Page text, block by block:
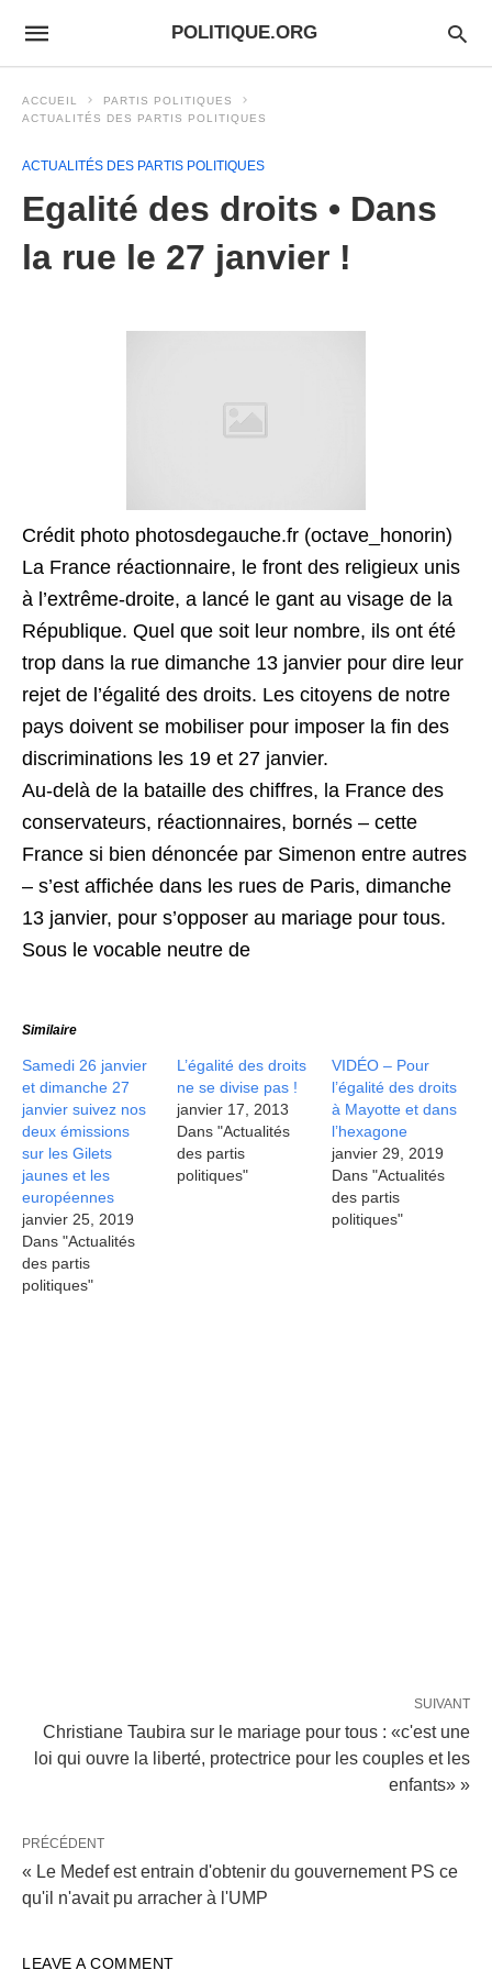
POLITIQUE.ORG
ACCUEIL
PARTIS POLITIQUES
ACTUALITÉS DES PARTIS POLITIQUES
ACTUALITÉS DES PARTIS POLITIQUES
Egalité des droits • Dans
la rue le 27 janvier !
Crédit photo photosdegauche.fr (octave_honorin)
La France réactionnaire, le front des religieux unis
à l’extrême-droite, a lancé le gant au visage de la
République. Quel que soit leur nombre, ils ont été
trop dans la rue dimanche 13 janvier pour dire leur
rejet de l’égalité des droits. Les citoyens de notre
pays doivent se mobiliser pour imposer la fin des
discriminations les 19 et 27 janvier.
Au-delà de la bataille des chiffres, la France des
conservateurs, réactionnaires, bornés – cette
France si bien dénoncée par Simenon entre autres
– s’est affichée dans les rues de Paris, dimanche
13 janvier, pour s’opposer au mariage pour tous.
Sous le vocable neutre de
Similaire
Samedi 26 janvier
et dimanche 27
janvier suivez nos
deux émissions
sur les Gilets
jaunes et les
européennes
janvier 25, 2019
Dans "Actualités
des partis
politiques"
L’égalité des droits
ne se divise pas !
janvier 17, 2013
Dans "Actualités
des partis
politiques"
VIDÉO – Pour
l’égalité des droits
à Mayotte et dans
l’hexagone
janvier 29, 2019
Dans "Actualités
des partis
politiques"
SUIVANT
Christiane Taubira sur le mariage pour tous : «c'est une
loi qui ouvre la liberté, protectrice pour les couples et les
enfants» »
PRÉCÉDENT
« Le Medef est entrain d'obtenir du gouvernement PS ce
qu'il n'avait pu arracher à l'UMP
LEAVE A COMMENT